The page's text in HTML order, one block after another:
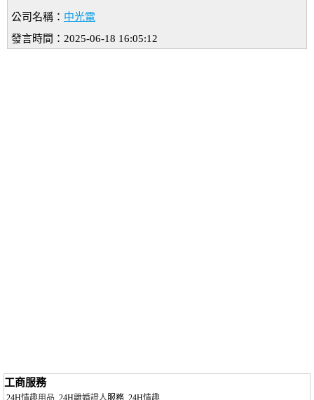
公司名稱： 中光電
發言時間：2025-06-18 16:05:12
工商服務
24H情趣用品 24H離婚證人服務 24H情趣